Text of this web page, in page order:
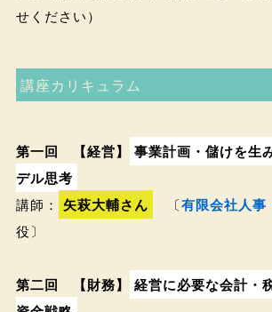
せください）
講座カリキュラム
第一回 【経営】
事業計画・儲けを生
デル思考
講師： 矢萩大輔さん 〔有限会社人事
役〕
第二回 【財務】
経営に必要な会計・